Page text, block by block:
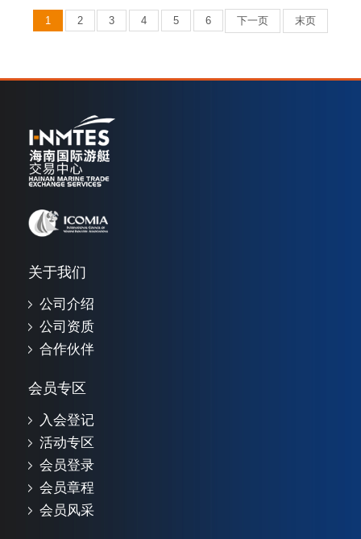
1 2 3 4 5 6 下一页 末页
关于我们
公司介绍
公司资质
合作伙伴
会员专区
入会登记
活动专区
会员登录
会员章程
会员风采